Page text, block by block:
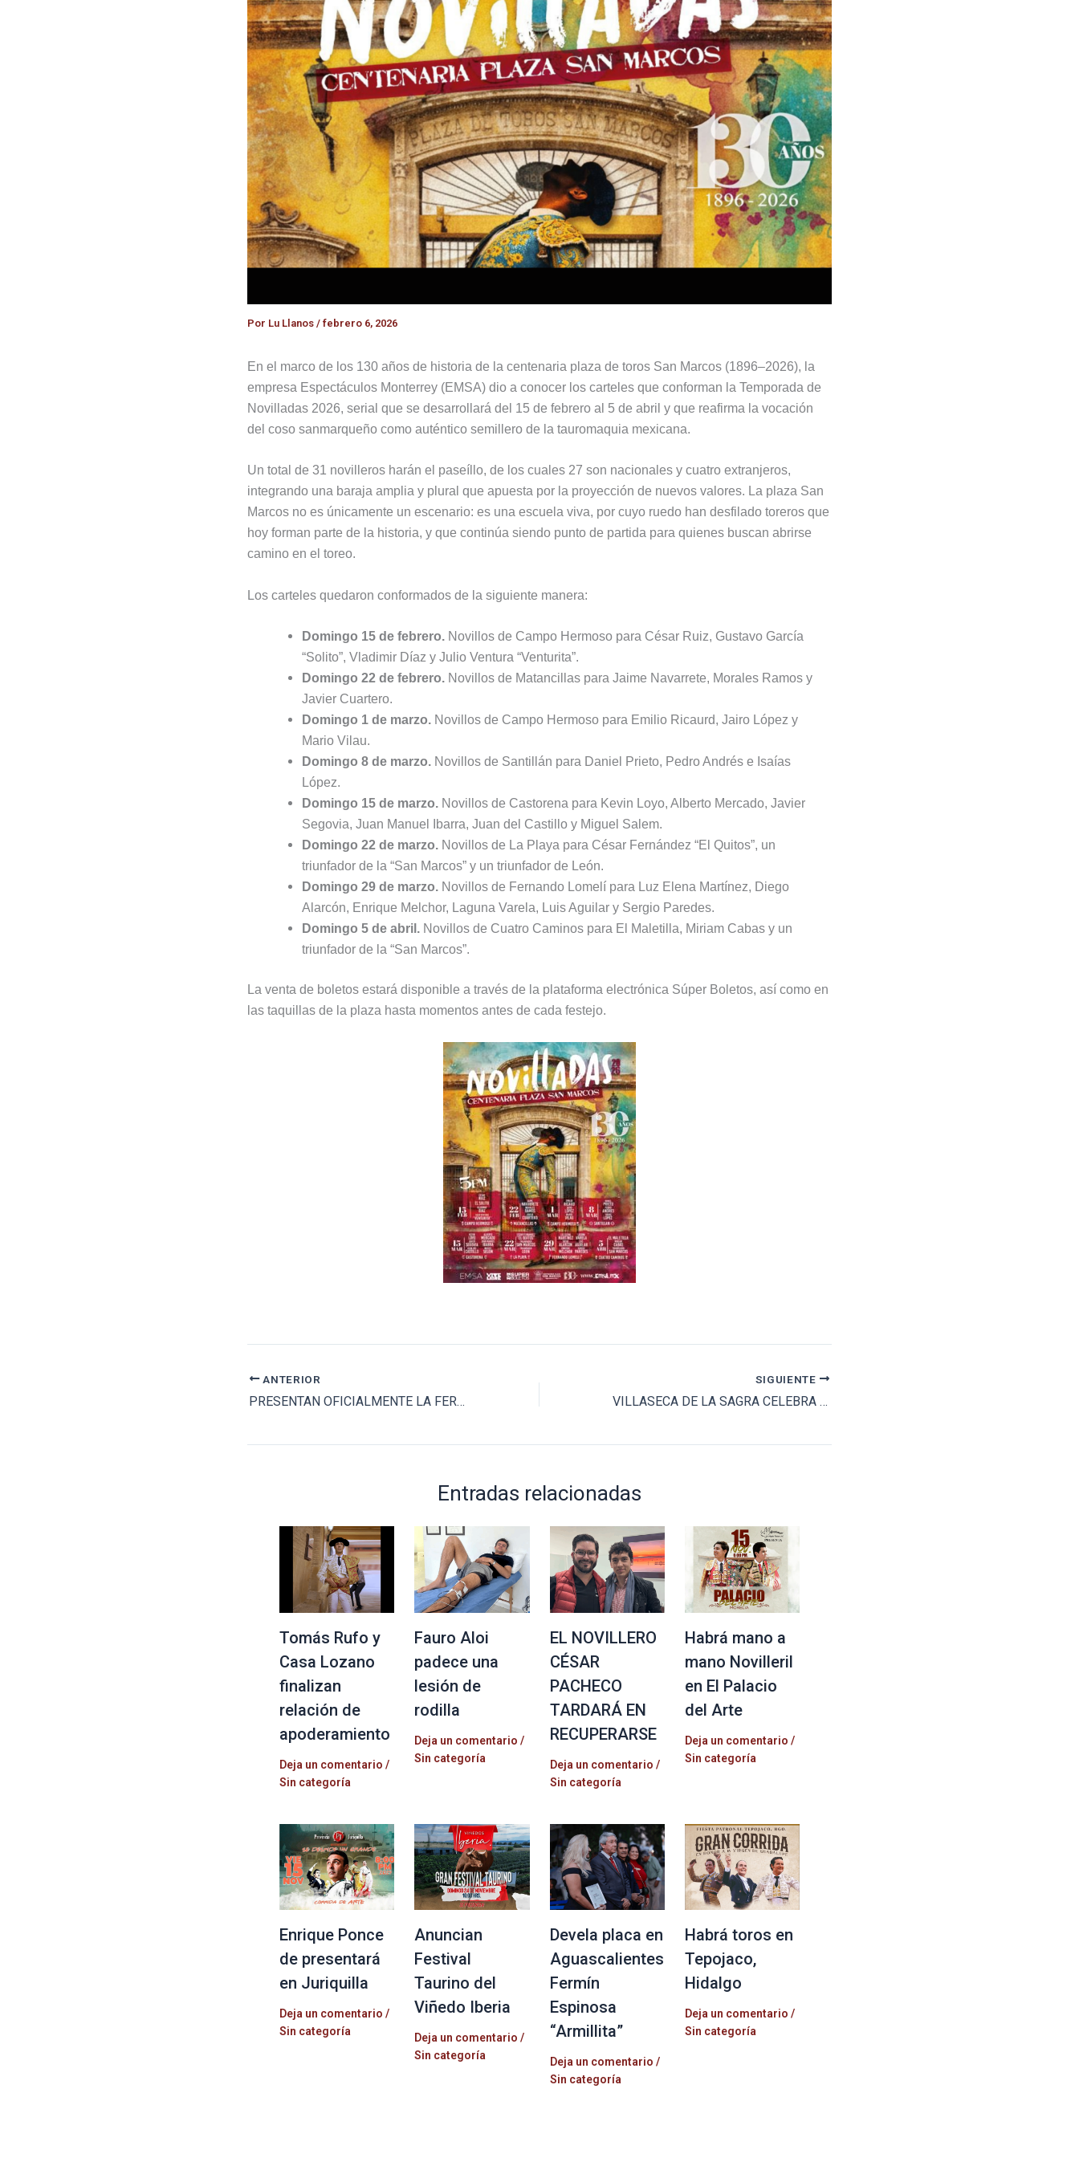
Por Lu Llanos / febrero 6, 2026
En el marco de los 130 años de historia de la centenaria plaza de toros San Marcos (1896–2026), la
empresa Espectáculos Monterrey (EMSA) dio a conocer los carteles que conforman la Temporada de
Novilladas 2026, serial que se desarrollará del 15 de febrero al 5 de abril y que reafirma la vocación
del coso sanmarqueño como auténtico semillero de la tauromaquia mexicana.
Un total de 31 novilleros harán el paseíllo, de los cuales 27 son nacionales y cuatro extranjeros,
integrando una baraja amplia y plural que apuesta por la proyección de nuevos valores. La plaza San
Marcos no es únicamente un escenario: es una escuela viva, por cuyo ruedo han desfilado toreros que
hoy forman parte de la historia, y que continúa siendo punto de partida para quienes buscan abrirse
camino en el toreo.
Los carteles quedaron conformados de la siguiente manera:
Domingo 15 de febrero. Novillos de Campo Hermoso para César Ruiz, Gustavo García
“Solito”, Vladimir Díaz y Julio Ventura “Venturita”.
Domingo 22 de febrero. Novillos de Matancillas para Jaime Navarrete, Morales Ramos y
Javier Cuartero.
Domingo 1 de marzo. Novillos de Campo Hermoso para Emilio Ricaurd, Jairo López y
Mario Vilau.
Domingo 8 de marzo. Novillos de Santillán para Daniel Prieto, Pedro Andrés e Isaías
López.
Domingo 15 de marzo. Novillos de Castorena para Kevin Loyo, Alberto Mercado, Javier
Segovia, Juan Manuel Ibarra, Juan del Castillo y Miguel Salem.
Domingo 22 de marzo. Novillos de La Playa para César Fernández “El Quitos”, un
triunfador de la “San Marcos” y un triunfador de León.
Domingo 29 de marzo. Novillos de Fernando Lomelí para Luz Elena Martínez, Diego
Alarcón, Enrique Melchor, Laguna Varela, Luis Aguilar y Sergio Paredes.
Domingo 5 de abril. Novillos de Cuatro Caminos para El Maletilla, Miriam Cabas y un
triunfador de la “San Marcos”.
La venta de boletos estará disponible a través de la plataforma electrónica Súper Boletos, así como en
las taquillas de la plaza hasta momentos antes de cada festejo.
ANTERIOR
PRESENTAN OFICIALMENTE LA FERIA DE SAN ISIDRO 2026
SIGUIENTE
VILLASECA DE LA SAGRA CELEBRA LAS XXV JORNADAS TAURINAS
Entradas relacionadas
Tomás Rufo y
Casa Lozano
finalizan
relación de
apoderamiento
Deja un comentario /
Sin categoría
Fauro Aloi
padece una
lesión de
rodilla
Deja un comentario /
Sin categoría
EL NOVILLERO
CÉSAR
PACHECO
TARDARÁ EN
RECUPERARSE
Deja un comentario /
Sin categoría
Habrá mano a
mano Novilleril
en El Palacio
del Arte
Deja un comentario /
Sin categoría
Enrique Ponce
de presentará
en Juriquilla
Deja un comentario /
Sin categoría
Anuncian
Festival
Taurino del
Viñedo Iberia
Deja un comentario /
Sin categoría
Devela placa en
Aguascalientes
Fermín
Espinosa
“Armillita”
Deja un comentario /
Sin categoría
Habrá toros en
Tepojaco,
Hidalgo
Deja un comentario /
Sin categoría